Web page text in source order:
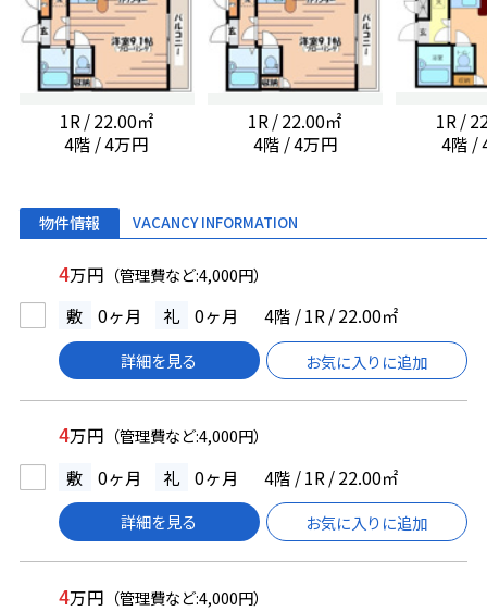
1R / 22.00㎡
4階 / 4万円
1R / 22.00㎡
4階 / 4万円
1R /
4階 /
物件情報 VACANCY INFORMATION
4万円 （管理費など:4,000円）
敷 0ヶ月 礼 0ヶ月 4階 / 1R / 22.00㎡
詳細を見る お気に入りに追加
4万円 （管理費など:4,000円）
敷 0ヶ月 礼 0ヶ月 4階 / 1R / 22.00㎡
詳細を見る お気に入りに追加
4万円 （管理費など:4,000円）